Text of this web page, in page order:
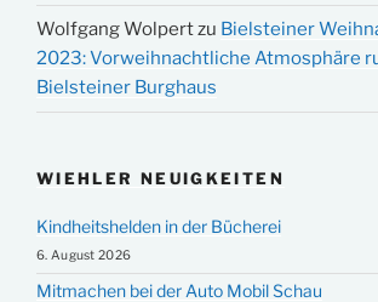
Wolfgang Wolpertzu Bielsteiner
2023: Vorweihnachtliche Atmosphäre
Bielsteiner Burghaus
WIEHLER NEUIGKEITEN
Kindheitshelden in der Bücherei
6. August 2026
Mitmachen bei der Auto Mobil Schau